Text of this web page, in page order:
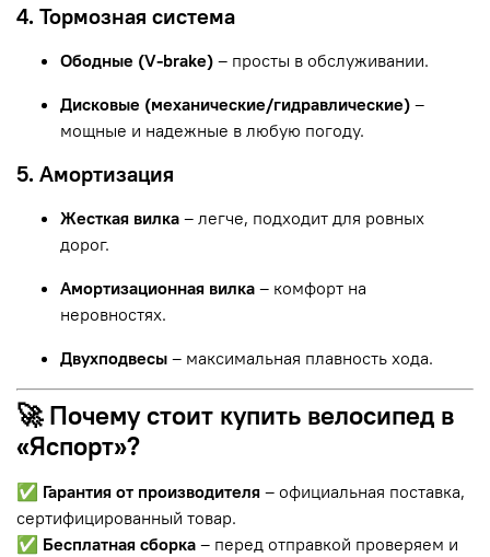
4. Тормозная система
Ободные (V-brake) – просты в обслуживании.
Дисковые (механические/гидравлические) –
мощные и надежные в любую погоду.
5. Амортизация
Жесткая вилка – легче, подходит для ровных
дорог.
Амортизационная вилка – комфорт на
неровностях.
Двухподвесы – максимальная плавность хода.
🚀 Почему стоит купить велосипед в
«Яспорт»?
✅ Гарантия от производителя – официальная поставка,
сертифицированный товар.
✅ Бесплатная сборка – перед отправкой проверяем и